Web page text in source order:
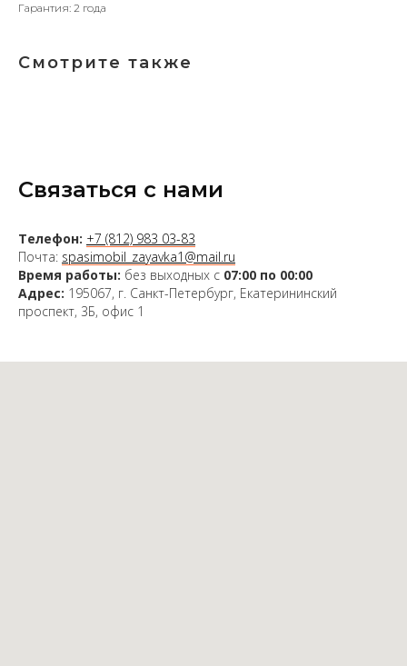
Гарантия: 2 года
Смотрите также
Связаться с нами
Телефон: +7 (812) 983 03-83
Почта: spasimobil_zayavka1@mail.ru
Время работы: без выходных с 07:00 по 00:00
Адрес: 195067, г. Санкт-Петербург, Екатерининский
проспект, 3Б, офис 1